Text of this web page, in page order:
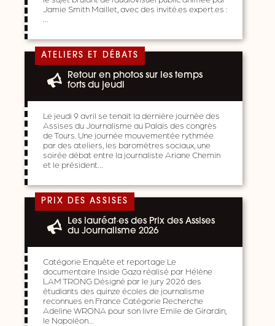
Jamie Smith Maillet, avec des invité.es expert.es :
ATELIERS ET DÉBATS
Retour en photos sur les temps
forts du jeudi
Le jeudi 9 avril se tenait la dernière journée des
Assises du Journalisme au Palais des congrès
de Tours. Une journée mouvementée rythmée
par des ateliers, les baromètres sociaux, une
soirée débat entre la journaliste Ariane Chemin
et le président…
PRIX DES ASSISES
Les lauréat·es des Prix des Assises
du Journalisme 2026
Catégorie Enquête et reportage Le
documentaire Inside Gaza réalisé par Hélène
LAM TRONG Désigné par le jury 2026 des
étudiants des quinze écoles de journalisme
reconnues en France Catégorie Recherche
Adeline WRONA pour son livre Emile de Girardin,
le Napoléon…